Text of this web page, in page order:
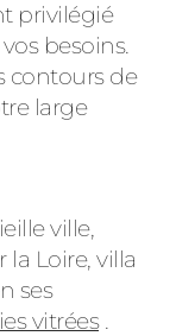
privilégié
besoins.
contours de
large
ville,
Loire, villa
ses
vitrées.